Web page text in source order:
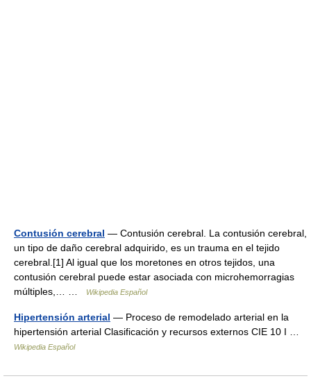
Contusión cerebral — Contusión cerebral. La contusión cerebral,
un tipo de daño cerebral adquirido, es un trauma en el tejido
cerebral.[1] Al igual que los moretones en otros tejidos, una
contusión cerebral puede estar asociada con microhemorragias
múltiples,… …
Wikipedia Español
Hipertensión arterial — Proceso de remodelado arterial en la
hipertensión arterial Clasificación y recursos externos CIE 10 I …
Wikipedia Español